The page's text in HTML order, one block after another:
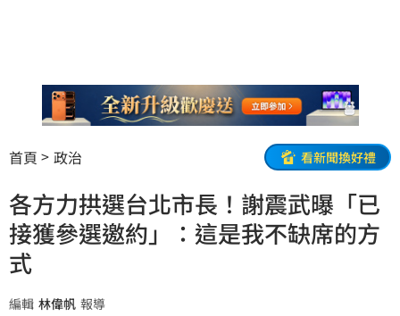
首頁 政治 看新聞換好禮
各方力拱選台北市長！謝震武曝「已
接獲參選邀約」：這是我不缺席的方
式
編輯 林偉帆 報導